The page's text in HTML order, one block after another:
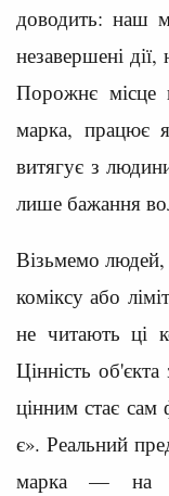
доводить: наш
незавершені
Порожнє місце
марка, працює
витягує з
лише бажання
Візьмемо людей,
коміксу або
не читають ці
Цінність
цінним стає
є». Реальний
марка — на